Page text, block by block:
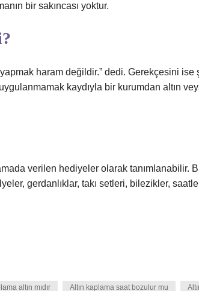
bir sakıncası yoktur.
yapmak haram değildir.” dedi. Gerekçesini ise
kaydıyla bir kurumdan altın
verilen hediyeler olarak tanımlanabilir.
gerdanlıklar, takı setleri, bilezikler,
altın mıdır Altın kaplama saat bozulur mu